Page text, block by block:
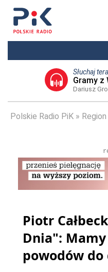
Słuchaj
Gramy z
Dariusz
Polskie Radio PiK Region
Piotr
Dnia":
powodów